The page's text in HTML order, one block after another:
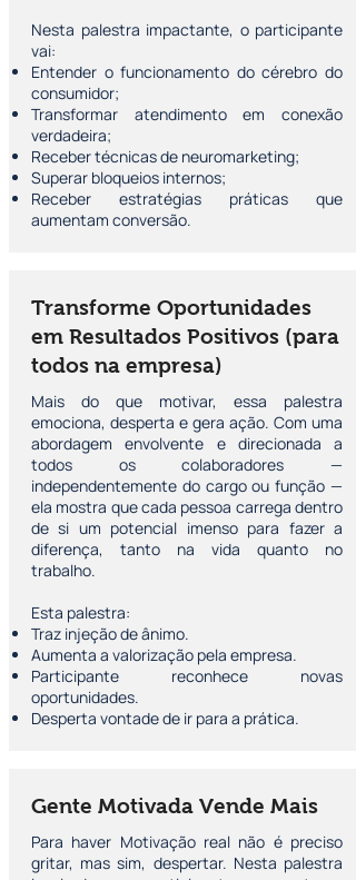
Nesta palestra impactante, o participante
vai:
Entender o funcionamento do cérebro do
consumidor;
Transformar atendimento em conexão
verdadeira;
Receber técnicas de neuromarketing;
Superar bloqueios internos;
Receber estratégias práticas que
aumentam conversão.
Transforme Oportunidades
em Resultados Positivos (para
todos na empresa)
Mais do que motivar, essa palestra
emociona, desperta e gera ação. Com uma
abordagem envolvente e direcionada a
todos os colaboradores —
independentemente do cargo ou função —
ela mostra que cada pessoa carrega dentro
de si um potencial imenso para fazer a
diferença, tanto na vida quanto no
trabalho.
Esta palestra:
Traz injeção de ânimo.
Aumenta a valorização pela empresa.
Participante reconhece novas
oportunidades.
Desperta vontade de ir para a prática.
Gente Motivada Vende Mais
Para haver Motivação real não é preciso
gritar, mas sim, despertar. Nesta palestra